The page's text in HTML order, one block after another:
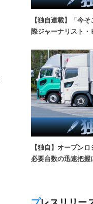
【独自連載】「今
際ジャーナリスト・
【独自】オープン
必要台数の迅速把握
プレスリリ